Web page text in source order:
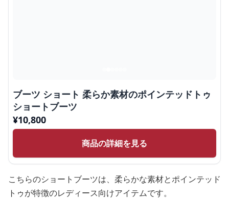
ブーツ ショート 柔らか素材のポインテッドトゥ
ショートブーツ
¥10,800
商品の詳細を見る
こちらのショートブーツは、柔らかな素材とポインテッド
トゥが特徴のレディース向けアイテムです。